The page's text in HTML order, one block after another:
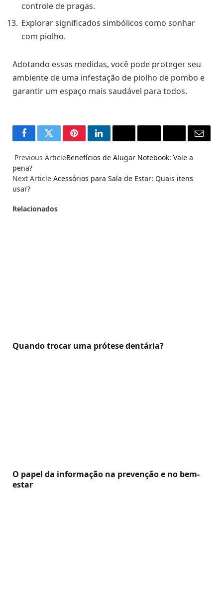
controle de pragas.
Explorar significados simbólicos como sonhar
com piolho.
Adotando essas medidas, você pode proteger seu
ambiente de uma infestação de piolho de pombo e
garantir um espaço mais saudável para todos.
FacebookTwitterPinterestLinkedInRedditWhatsAppTelegramEmail
Previous ArticleBenefícios de Alugar Notebook: Vale a
pena?
Next Article Acessórios para Sala de Estar: Quais itens
usar?
Relacionados
Quando trocar uma prótese dentária?
O papel da informação na prevenção e no bem-
estar